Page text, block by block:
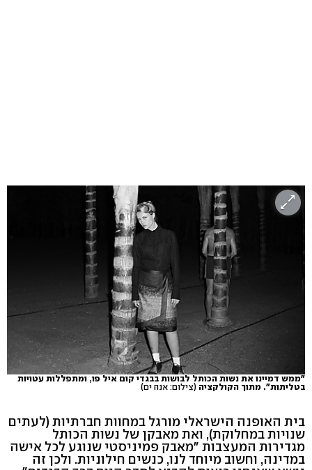
"ממש דמיינו את נשות הכותל לבושות בבגדי קום איל פו, ומתפללות עטויות
בטליתות". מתוך הקולקציה (צילום: אנה ים)
בית האופנה הישראלי מורגל במחוות חברתיות (לעתים
שנויות במחלוקת), ואת מאבקן של נשות הכותל
מגדירות המעצבות "מאבק פמיניסטי שנוגע לכל אישה
במדינה, וחשוב מיוחד לנו, כנשים חילוניות. ולכן זה